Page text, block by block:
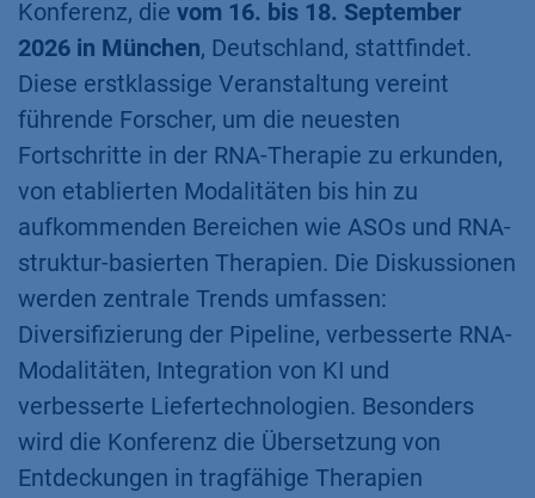
Konferenz, die vom 16. bis 18. September
2026 in München, Deutschland, stattfindet.
Diese erstklassige Veranstaltung vereint
führende Forscher, um die neuesten
Fortschritte in der RNA-Therapie zu erkunden,
von etablierten Modalitäten bis hin zu
aufkommenden Bereichen wie ASOs und RNA-
struktur-basierten Therapien. Die Diskussionen
werden zentrale Trends umfassen:
Diversifizierung der Pipeline, verbesserte RNA-
Modalitäten, Integration von KI und
verbesserte Liefertechnologien. Besonders
wird die Konferenz die Übersetzung von
Entdeckungen in tragfähige Therapien